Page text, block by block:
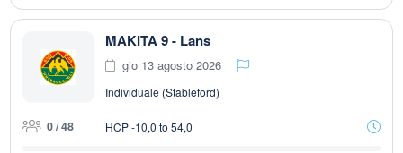
MAKITA 9 - Lans
gio 13 agosto 2026
Individuale (Stableford)
0 / 48 HCP -10,0 to 54,0